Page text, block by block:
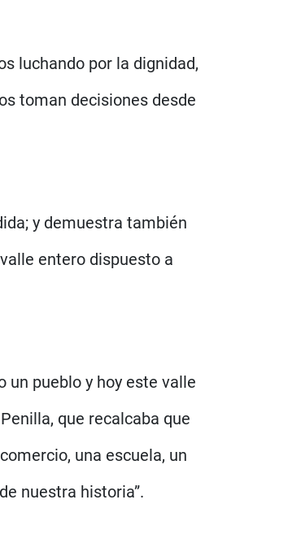
luchando por la dignidad,
toman decisiones desde
y demuestra también
entero dispuesto a
un pueblo y hoy este valle
que recalcaba que
una escuela, un
nuestra historia”.